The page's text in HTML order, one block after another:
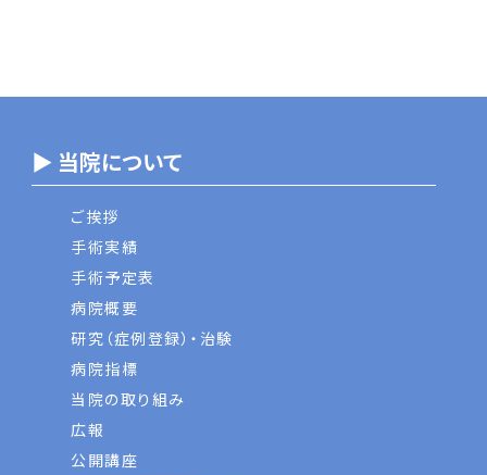
▶ 当院について
ご挨拶
手術実績
手術予定表
病院概要
研究（症例登録）・治験
病院指標
当院の取り組み
広報
公開講座